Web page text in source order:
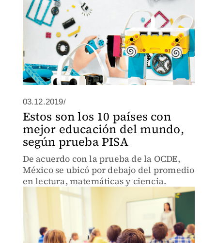
03.12.2019/
Estos son los 10 países con
mejor educación del mundo,
según prueba PISA
De acuerdo con la prueba de la OCDE,
México se ubicó por debajo del promedio
en lectura, matemáticas y ciencia.